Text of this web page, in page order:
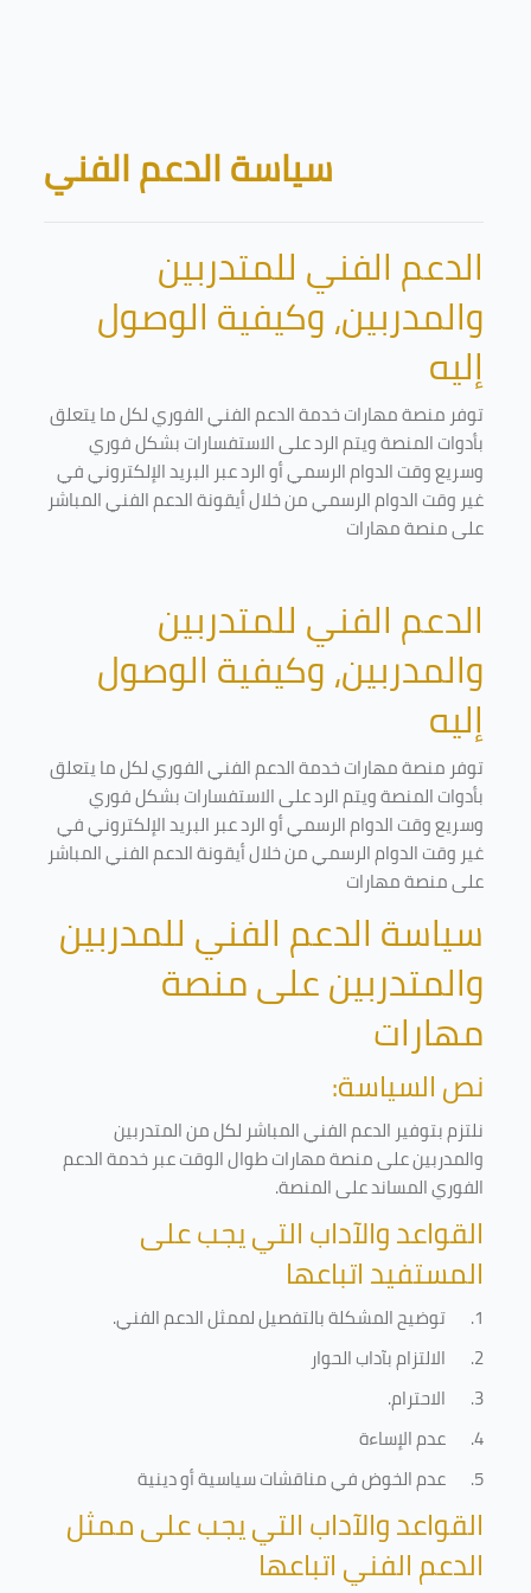
Blocks
سياسة الدعم الفني
الدعم الفني للمتدربين
والمدربين، وكيفية الوصول
إليه
توفر منصة مهارات خدمة الدعم الفني الفوري لكل ما يتعلق
بأدوات المنصة ويتم الرد على الاستفسارات بشكل فوري
وسريع وقت الدوام الرسمي أو الرد عبر البريد الإلكتروني في
غير وقت الدوام الرسمي من خلال أيقونة الدعم الفني المباشر
على منصة مهارات
الدعم الفني للمتدربين
والمدربين، وكيفية الوصول
إليه
توفر منصة مهارات خدمة الدعم الفني الفوري لكل ما يتعلق
بأدوات المنصة ويتم الرد على الاستفسارات بشكل فوري
وسريع وقت الدوام الرسمي أو الرد عبر البريد الإلكتروني في
غير وقت الدوام الرسمي من خلال أيقونة الدعم الفني المباشر
على منصة مهارات
سياسة الدعم الفني للمدربين
والمتدربين على منصة
مهارات
نص السياسة:
نلتزم بتوفير الدعم الفني المباشر لكل من المتدربين
والمدربين على منصة مهارات طوال الوقت عبر خدمة الدعم
الفوري المساند على المنصة.
القواعد والآداب التي يجب على
المستفيد اتباعها
1. توضيح المشكلة بالتفصيل لممثل الدعم الفني.
2.
الالتزام بآداب الحوار
3.
الاحترام.
4.
عدم الإساءة
5.
عدم الخوض في مناقشات سياسية أو دينية
القواعد والآداب التي يجب على ممثل
الدعم الفني اتباعها